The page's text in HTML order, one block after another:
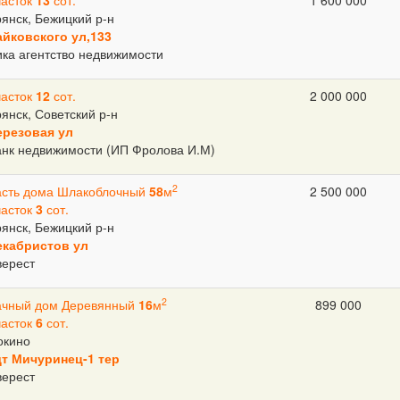
Бежицкий р-н
ул,133
агентство недвижимости
12 сот.
Советский р-н
ул
недвижимости (ИП Фролова И.М)
2 000 000
дома Шлакоблочный 58м2
3 сот.
Бежицкий р-н
ул
2 500 000
дом Деревянный 16м2
6 сот.
Мичуринец-1 тер
899 000